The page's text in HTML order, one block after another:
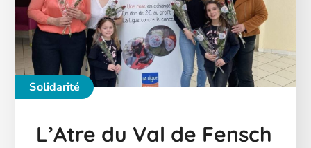
Solidarité
L’Atre du Val de Fensch